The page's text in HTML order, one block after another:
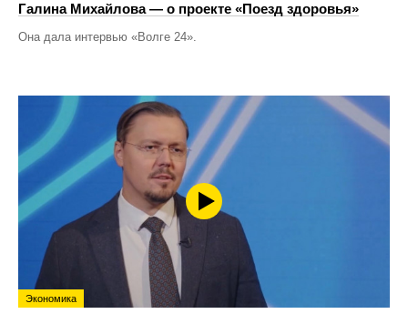
Галина Михайлова — о проекте «Поезд здоровья»
Она дала интервью «Волге 24».
Экономика